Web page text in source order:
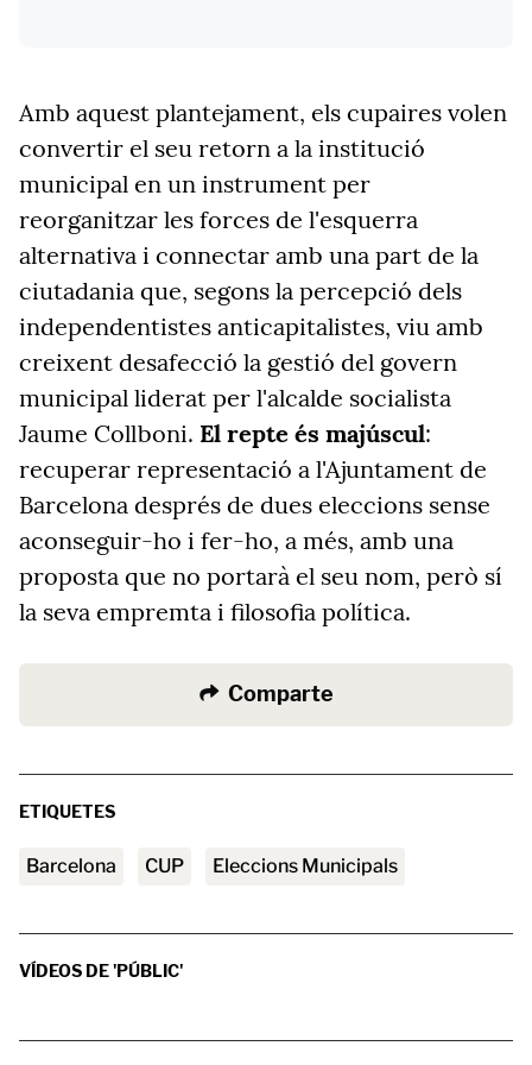
Amb aquest plantejament, els cupaires volen
convertir el seu retorn a la institució
municipal en un instrument per
reorganitzar les forces de l'esquerra
alternativa i connectar amb una part de la
ciutadania que, segons la percepció dels
independentistes anticapitalistes, viu amb
creixent desafecció la gestió del govern
municipal liderat per l'alcalde socialista
Jaume Collboni. El repte és majúscul:
recuperar representació a l'Ajuntament de
Barcelona després de dues eleccions sense
aconseguir-ho i fer-ho, a més, amb una
proposta que no portarà el seu nom, però sí
la seva empremta i filosofia política.
Comparte
ETIQUETES
barcelona CUP Eleccions Municipals
VÍDEOS DE 'PÚBLIC'